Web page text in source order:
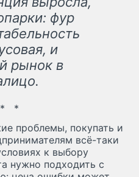
фур
и
рынок в
*
проблемы, покупать и
всё-таки
к выбору
нужно подходить с